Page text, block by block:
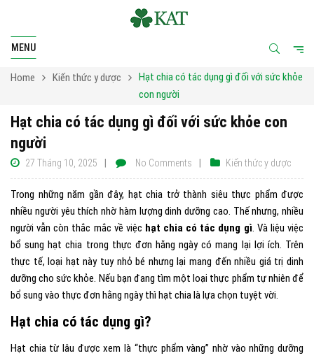
MENU
Home Kiến thức y dược
Hạt chia có tác dụng gì đối với sức khỏe
con người
Hạt chia có tác dụng gì đối với sức khỏe con
người
27 Tháng 10, 2025 Kiến thức y dược
No Comments
Trong những năm gần đây, hạt chia trở thành siêu thực phẩm được
nhiều người yêu thích nhờ hàm lượng dinh dưỡng cao. Thế nhưng, nhiều
người vẫn còn thắc mắc về việc hạt chia có tác dụng gì. Và liệu việc
bổ sung hạt chia trong thực đơn hằng ngày có mang lại lợi ích. Trên
thực tế, loại hạt này tuy nhỏ bé nhưng lại mang đến nhiều giá trị dinh
dưỡng cho sức khỏe. Nếu bạn đang tìm một loại thực phẩm tự nhiên để
bổ sung vào thực đơn hằng ngày thì hạt chia là lựa chọn tuyệt vời.
Hạt chia có tác dụng gì?
Hạt chia từ lâu được xem là “thực phẩm vàng” nhờ vào những dưỡng